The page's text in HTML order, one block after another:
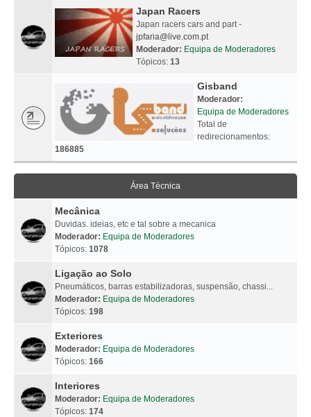
Japan Racers
Japan racers cars and part -
jpfaria@live.com.pt
Moderador: Equipa de Moderadores
Tópicos: 13
Gisband
Moderador:
Equipa de Moderadores
Total de
redirecionamentos:
186885
Área Técnica
Mecânica
Duvidas. ideias, etc e tal sobre a mecanica
Moderador: Equipa de Moderadores
Tópicos: 1078
Ligação ao Solo
Pneumáticos, barras estabilizadoras, suspensão, chassi...
Moderador: Equipa de Moderadores
Tópicos: 198
Exteriores
Moderador: Equipa de Moderadores
Tópicos: 166
Interiores
Moderador: Equipa de Moderadores
Tópicos: 174